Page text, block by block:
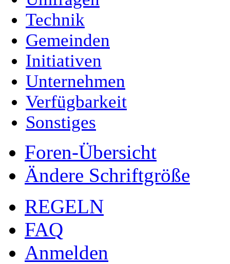
Technik
Gemeinden
Initiativen
Unternehmen
Verfügbarkeit
Sonstiges
Foren-Übersicht
Ändere Schriftgröße
REGELN
FAQ
Anmelden